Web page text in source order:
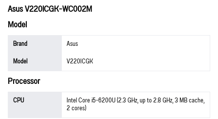
Asus V220ICGK-WC002M
Model
Brand
Asus
Model
V220ICGK
Processor
CPU Intel Core i5-6200U (2.3 GHz, up to 2.8 GHz, 3 MB cache,
2 cores)